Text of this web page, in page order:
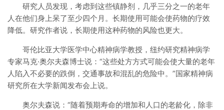
研究人员发现，考虑到这些镇静剂，几乎三分之一的老年
人在他们身上呆了至少四个月。长期使用可能会使药物的疗效
降低。研究作者说，长期使用这种药物的风险也更大。
哥伦比亚大学医学中心精神病学教授，纽约研究精神病学
专家马克·奥尔夫森博士说：“这些处方方式可能会使大量的老年
人陷入不必要的跌倒，交通事故和混乱的危险中。”国家精神病
研究所在大学新闻发布会上说。
奥尔夫森说：“随着预期寿命的增加和人口的老龄化，除非